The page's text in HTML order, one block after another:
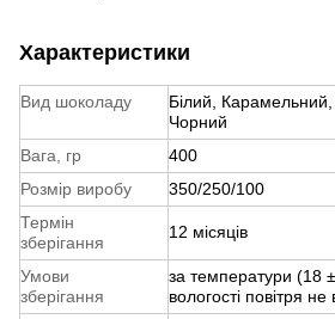
Характеристики
Вид шоколаду
Білий,
Чорний
Вага, гр
400
Розмір виробу
350/250/100
Термін
зберігання
12 місяців
Умови
зберігання
за температури (18 ±
вологості повітря